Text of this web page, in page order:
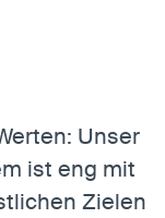
Unser
ist eng mit
Zielen